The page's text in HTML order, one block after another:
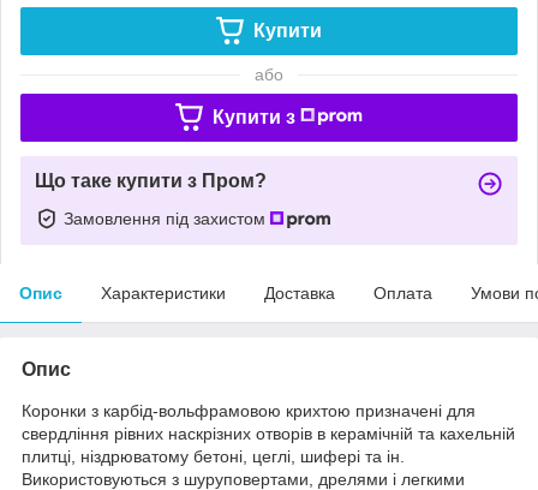
Купити
або
Купити з
Що таке купити з Пром?
Замовлення під захистом
Опис Характеристики Доставка Оплата Умови
Опис
Коронки з карбід-вольфрамовою крихтою призначені для
свердління рівних наскрізних отворів в керамічній та кахельній
плитці, ніздрюватому бетоні, цеглі, шифері та ін.
Використовуються з шуруповертами, дрелями і легкими